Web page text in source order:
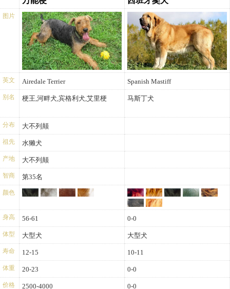
图片
英文 Airedale Terrier Spanish Mastiff
别名 梗王,河畔犬,宾格利犬,艾里梗 马斯丁犬
分布 大不列颠
祖先 水獭犬
产地 大不列颠
智商 第35名
颜色
身高 56-61 0-0
体型 大型犬 大型犬
寿命 12-15 10-11
体重 20-23 0-0
价格 2500-4000 0-0